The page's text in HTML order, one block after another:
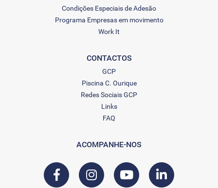
Condições Especiais de Adesão
Programa Empresas em movimento
Work It
CONTACTOS
GCP
Piscina C. Ourique
Redes Sociais GCP
Links
FAQ
ACOMPANHE-NOS